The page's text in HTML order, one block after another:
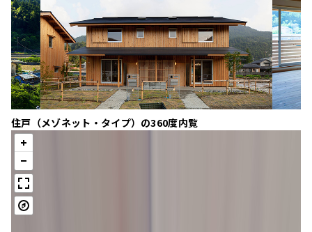
住戸（メゾネット・タイプ）の360度内覧